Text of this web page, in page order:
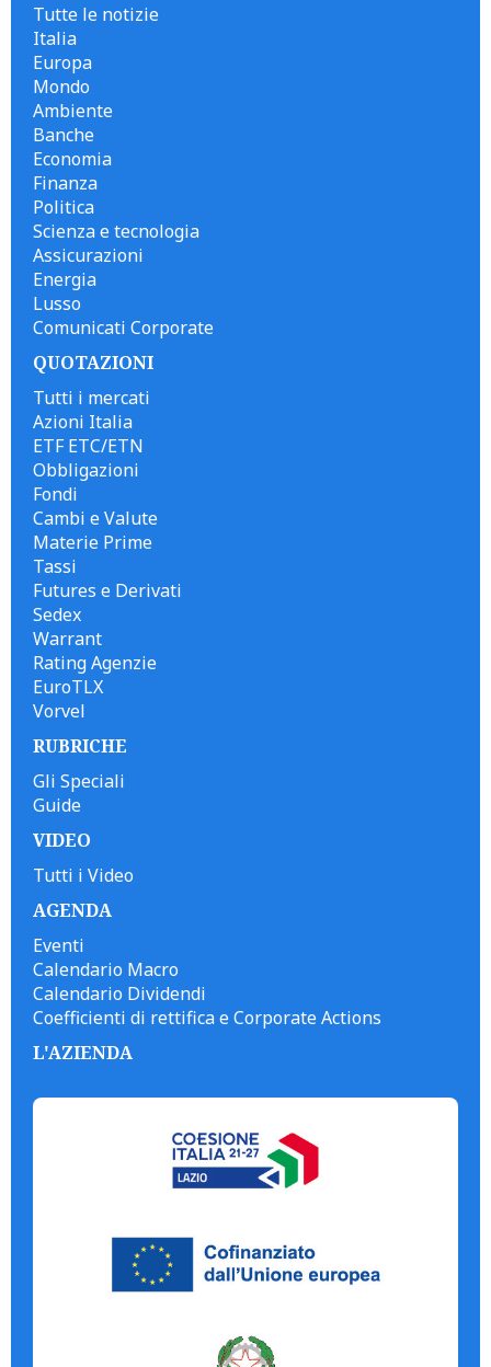
Tutte le notizie
Italia
Europa
Mondo
Ambiente
Banche
Economia
Finanza
Politica
Scienza e tecnologia
Assicurazioni
Energia
Lusso
Comunicati Corporate
QUOTAZIONI
Tutti i mercati
Azioni Italia
ETF ETC/ETN
Obbligazioni
Fondi
Cambi e Valute
Materie Prime
Tassi
Futures e Derivati
Sedex
Warrant
Rating Agenzie
EuroTLX
Vorvel
RUBRICHE
Gli Speciali
Guide
VIDEO
Tutti i Video
AGENDA
Eventi
Calendario Macro
Calendario Dividendi
Coefficienti di rettifica e Corporate Actions
L'AZIENDA